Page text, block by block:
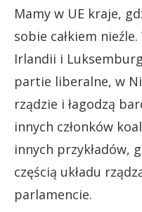
Mamy w UE kraje,
sobie całkiem
Irlandii i
partie liberalne, w
rządzie i łagodzą
innych członków
innych przykładów,
częścią układu
parlamencie.